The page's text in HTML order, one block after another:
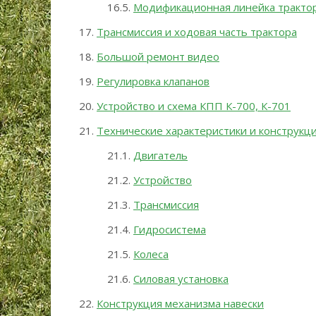
Модификационная линейка
Трансмиссия и ходовая часть трактора
Большой ремонт видео
Регулировка клапанов
Устройство и схема КПП К-700, К-701
Технические характеристики и
Двигатель
Устройство
Трансмиссия
Гидросистема
Колеса
Силовая установка
Конструкция механизма навески